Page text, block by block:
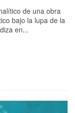
de una obra
bajo la lupa de la
en...